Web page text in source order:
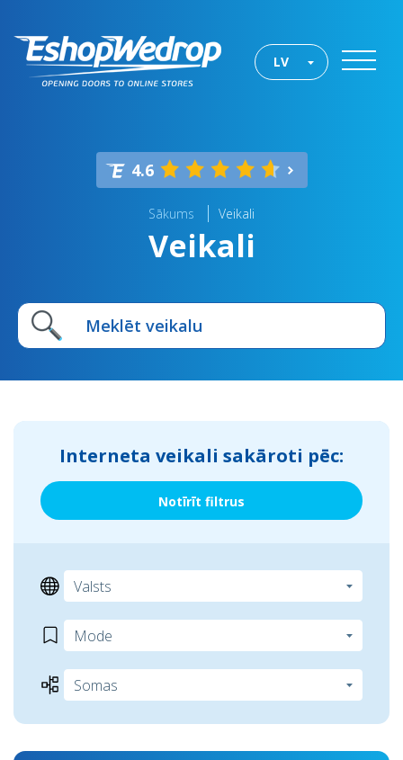
LV
4.6
Sākums Veikali
Veikali
Interneta veikali sakāroti pēc:
Notīrīt filtrus